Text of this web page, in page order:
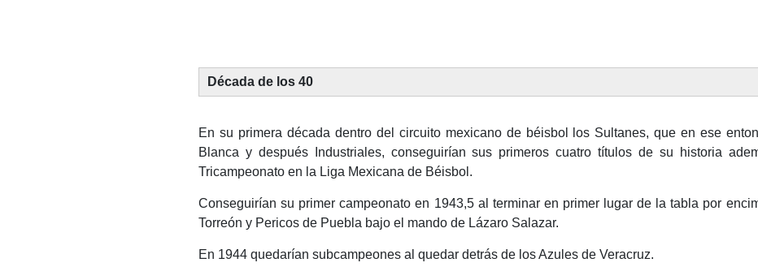
Década de los 40
En su primera década dentro del circuito mexicano de béisbol los Sultanes, que en ese
Blanca y después Industriales, conseguirían sus primeros cuatro títulos de su historia
Tricampeonato en la Liga Mexicana de Béisbol.
Conseguirían su primer campeonato en 1943,5​ al terminar en primer lugar de la tabla por
Torreón y Pericos de Puebla bajo el mando de Lázaro Salazar.
En 1944 quedarían subcampeones al quedar detrás de los Azules de Veracruz.